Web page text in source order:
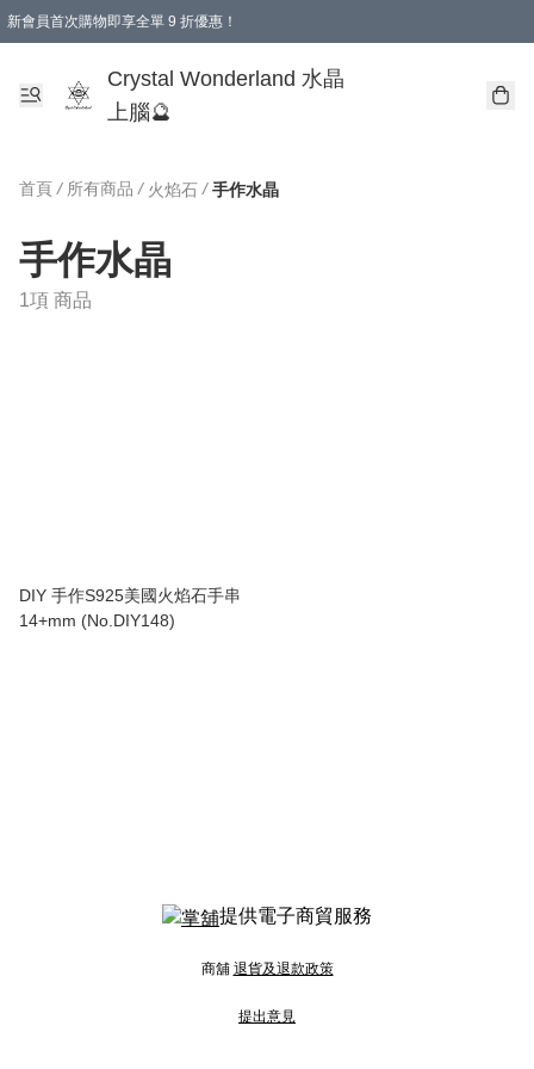
新會員首次購物即享全單 9 折優惠！
Crystal Wonderland 水晶
上腦🔮
首頁 / 所有商品 / 火焰石 / 手作水晶
手作水晶
1項 商品
DIY 手作S925美國火焰石手串
14+mm (No.DIY148)
提供電子商貿服務
商舖 退貨及退款政策
提出意見